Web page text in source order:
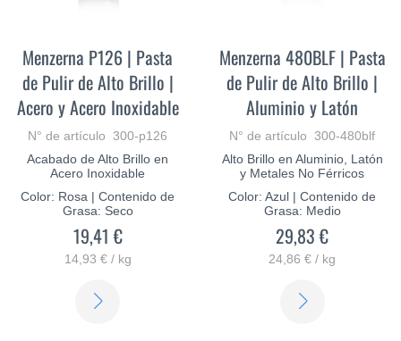
Menzerna P126 | Pasta
de Pulir de Alto Brillo |
Acero y Acero Inoxidable
N° de artículo 300-p126
Acabado de Alto Brillo en
Acero Inoxidable
Color: Rosa | Contenido de
Grasa: Seco
19,41 €
14,93 € / kg
Menzerna 480BLF | Pasta
de Pulir de Alto Brillo |
Aluminio y Latón
N° de artículo 300-480blf
Alto Brillo en Aluminio, Latón
y Metales No Férricos
Color: Azul | Contenido de
Grasa: Medio
29,83 €
24,86 € / kg